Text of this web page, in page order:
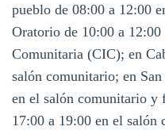
pueblo de 08:00 a 12:00
Oratorio de 10:00 a
Comunitaria (CIC); en
salón comunitario; en
en el salón comunitario y
17:00 a 19:00 en el salón